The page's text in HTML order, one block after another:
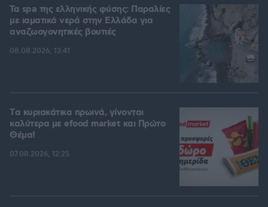
Τα spa της ελληνικής φύσης: Παραλίες
με ιαματικά νερά στην Ελλάδα για
αναζωογονητικές βουτιές
08.08.2026, 13:41
Tα κυριακάτικα πρωινά, γίνονται
καλύτερα με efood market και Πρώτο
Θέμα!
07.08.2026, 12:25